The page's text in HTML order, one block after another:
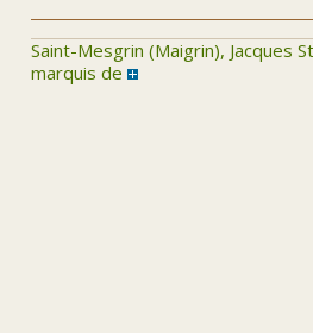
Saint-Mesgrin (Maigrin), Jacques
marquis de